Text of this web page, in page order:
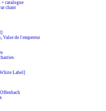
catalogue
chant
de l'empereur
Label]